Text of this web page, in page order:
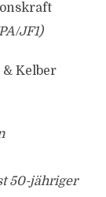
JF1)
Kelber
50-jähriger